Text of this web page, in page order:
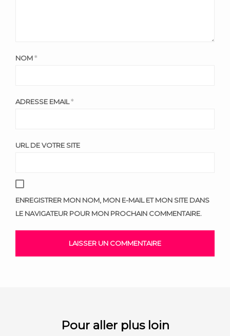
NOM*
ADRESSE EMAIL*
URL DE VOTRE SITE
ENREGISTRER MON NOM, MON E-MAIL ET MON SITE DANS
LE NAVIGATEUR POUR MON PROCHAIN COMMENTAIRE.
Pour aller plus loin